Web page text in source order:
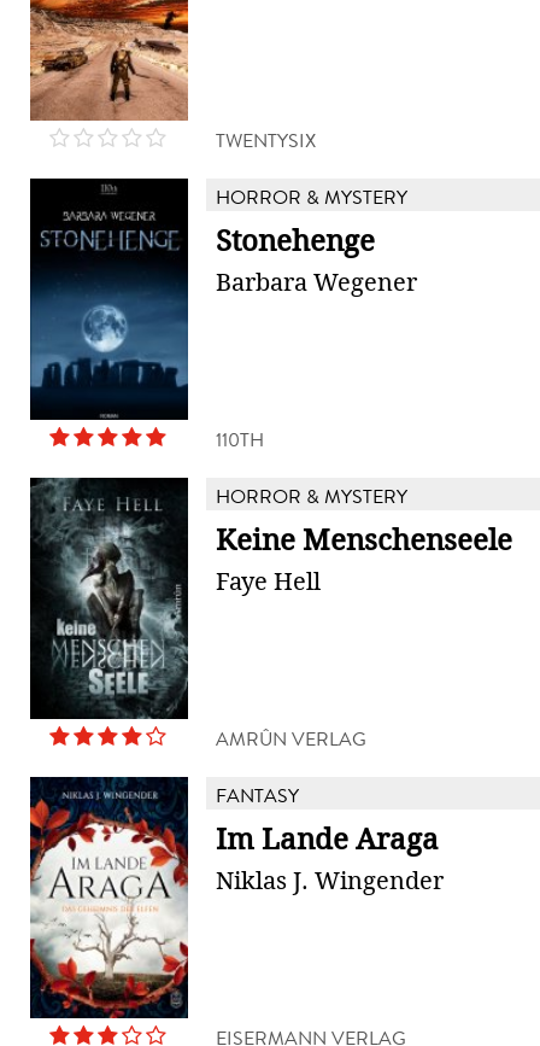
TWENTYSIX
HORROR & MYSTERY
Stonehenge
Barbara Wegener
110TH
HORROR & MYSTERY
Keine Menschenseele
Faye Hell
AMRÛN VERLAG
FANTASY
Im Lande Araga
Niklas J. Wingender
EISERMANN VERLAG